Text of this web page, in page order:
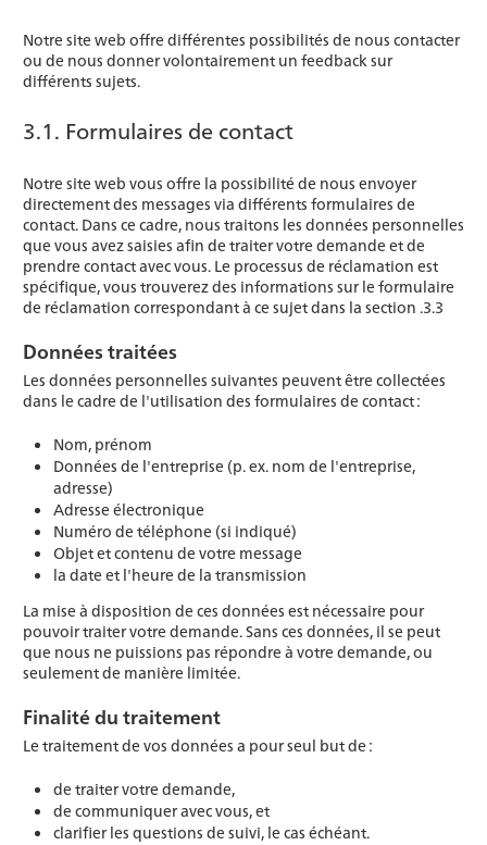
Notre site web offre différentes possibilités de nous contacter
ou de nous donner volontairement un feedback sur
différents sujets.
3.1. Formulaires de contact
Notre site web vous offre la possibilité de nous envoyer
directement des messages via différents formulaires de
contact. Dans ce cadre, nous traitons les données personnelles
que vous avez saisies afin de traiter votre demande et de
prendre contact avec vous. Le processus de réclamation est
spécifique, vous trouverez des informations sur le formulaire
de réclamation correspondant à ce sujet dans la section .3.3
Données traitées
Les données personnelles suivantes peuvent être collectées
dans le cadre de l'utilisation des formulaires de contact :
Nom, prénom
Données de l'entreprise (p. ex. nom de l'entreprise,
adresse)
Adresse électronique
Numéro de téléphone (si indiqué)
Objet et contenu de votre message
la date et l'heure de la transmission
La mise à disposition de ces données est nécessaire pour
pouvoir traiter votre demande. Sans ces données, il se peut
que nous ne puissions pas répondre à votre demande, ou
seulement de manière limitée.
Finalité du traitement
Le traitement de vos données a pour seul but de :
de traiter votre demande,
de communiquer avec vous, et
clarifier les questions de suivi, le cas échéant.